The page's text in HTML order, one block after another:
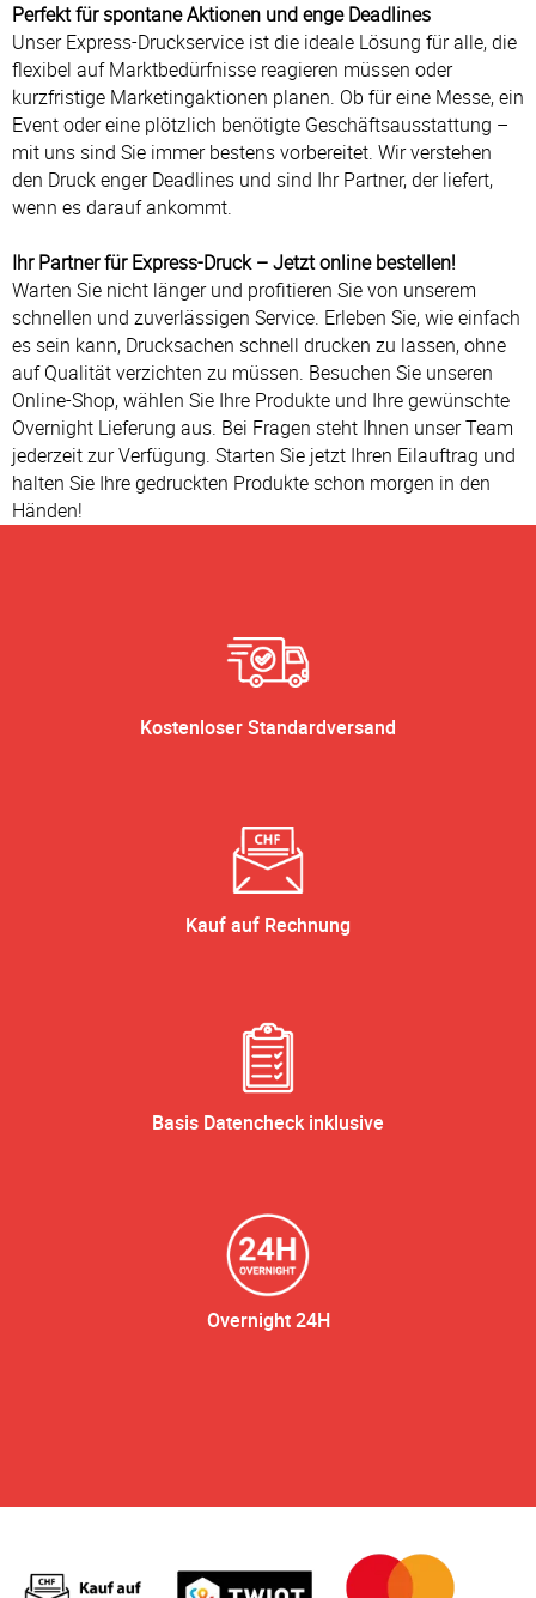
Perfekt für spontane Aktionen und enge Deadlines
Unser Express-Druckservice ist die ideale Lösung für alle, die
flexibel auf Marktbedürfnisse reagieren müssen oder
kurzfristige Marketingaktionen planen. Ob für eine Messe, ein
Event oder eine plötzlich benötigte Geschäftsausstattung –
mit uns sind Sie immer bestens vorbereitet. Wir verstehen
den Druck enger Deadlines und sind Ihr Partner, der liefert,
wenn es darauf ankommt.
Ihr Partner für Express-Druck – Jetzt online bestellen!
Warten Sie nicht länger und profitieren Sie von unserem
schnellen und zuverlässigen Service. Erleben Sie, wie einfach
es sein kann, Drucksachen schnell drucken zu lassen, ohne
auf Qualität verzichten zu müssen. Besuchen Sie unseren
Online-Shop, wählen Sie Ihre Produkte und Ihre gewünschte
Overnight Lieferung aus. Bei Fragen steht Ihnen unser Team
jederzeit zur Verfügung. Starten Sie jetzt Ihren Eilauftrag und
halten Sie Ihre gedruckten Produkte schon morgen in den
Händen!
Kostenloser Standardversand
Kauf auf Rechnung
Basis Datencheck inklusive
Overnight 24H